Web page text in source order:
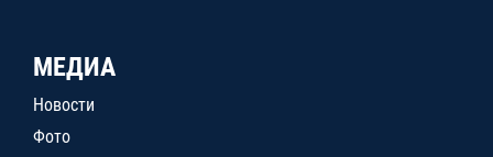
МЕДИА
Новости
Фото